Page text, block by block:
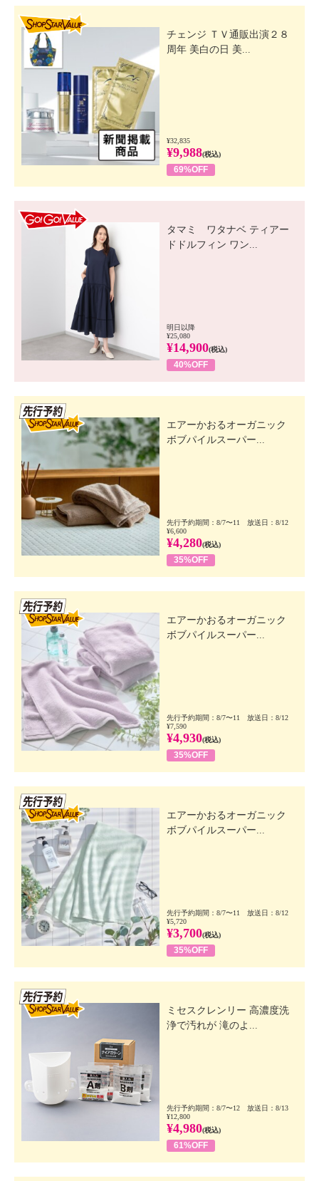
チェンジ ＴＶ通販出演２８
周年 美白の日 美...
¥32,835
¥9,988(税込)
69%OFF
タマミ ワタナベ ティアー
ドドルフィン ワン...
明日以降
¥25,080
¥14,900(税込)
40%OFF
エアーかおるオーガニック
ボブパイルスーパー...
先行予約期間：8/7〜11 放送日：8/12
¥6,600
¥4,280(税込)
35%OFF
エアーかおるオーガニック
ボブパイルスーパー...
先行予約期間：8/7〜11 放送日：8/12
¥7,590
¥4,930(税込)
35%OFF
エアーかおるオーガニック
ボブパイルスーパー...
先行予約期間：8/7〜11 放送日：8/12
¥5,720
¥3,700(税込)
35%OFF
ミセスクレンリー 高濃度洗
浄で汚れが 滝のよ...
先行予約期間：8/7〜12 放送日：8/13
¥12,800
¥4,980(税込)
61%OFF